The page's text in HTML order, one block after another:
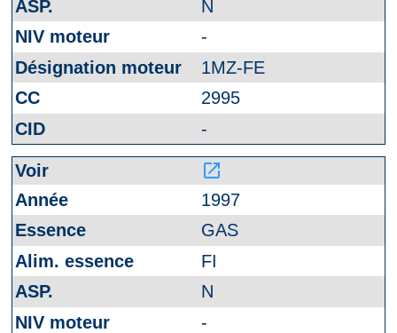
N
-
1MZ-FE
2995
-
launch
1997
GAS
FI
N
-